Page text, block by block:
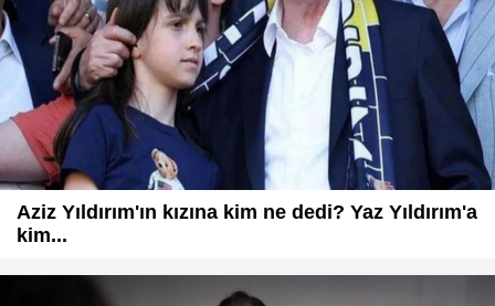
Aziz Yıldırım'ın kızına kim ne dedi? Yaz Yıldırım'a
kim...